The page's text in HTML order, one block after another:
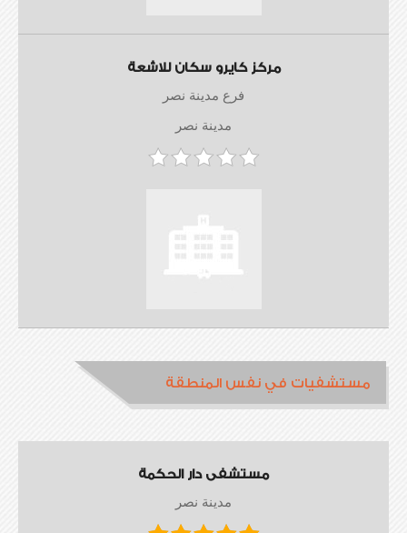
مركز كايرو سكان للاشعة
فرع مدينة نصر
مدينة نصر
مستشفيات في نفس المنطقة
مستشفى دار الحكمة
مدينة نصر